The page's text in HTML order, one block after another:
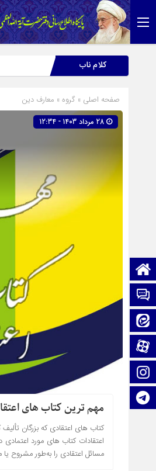
اینستاگرام
کلام ناب
صفحه اصلی » گروه » معارف دین
مهم ترین کتاب های
کتاب های اعتقادی که بزرگان
اعتقادات کتاب‌ هاى مورد
مسائل اعتقادى را ‌به‌طور مشروح